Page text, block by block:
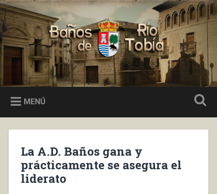
Saltar
al
contenido
Buscar
Baños de Río Tobía
MENÚ
La A.D. Baños gana y
prácticamente se asegura el
liderato